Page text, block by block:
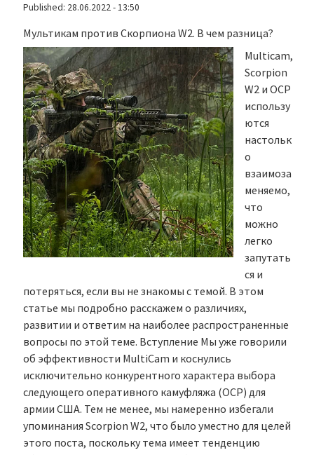
Published: 28.06.2022 - 13:50
Мультикам против Скорпиона W2. В чем разница?
Multicam,
Scorpion
W2 и OCP
использу
ются
настольк
о
взаимоза
меняемо,
что
можно
легко
запутать
ся и
потеряться, если вы не знакомы с темой. В этом
статье мы подробно расскажем о различиях,
развитии и ответим на наиболее распространенные
вопросы по этой теме. Вступление Мы уже говорили
об эффективности MultiCam и коснулись
исключительно конкурентного характера выбора
следующего оперативного камуфляжа (OCP) для
армии США. Тем не менее, мы намеренно избегали
упоминания Scorpion W2, что было уместно для целей
этого поста, поскольку тема имеет тенденцию